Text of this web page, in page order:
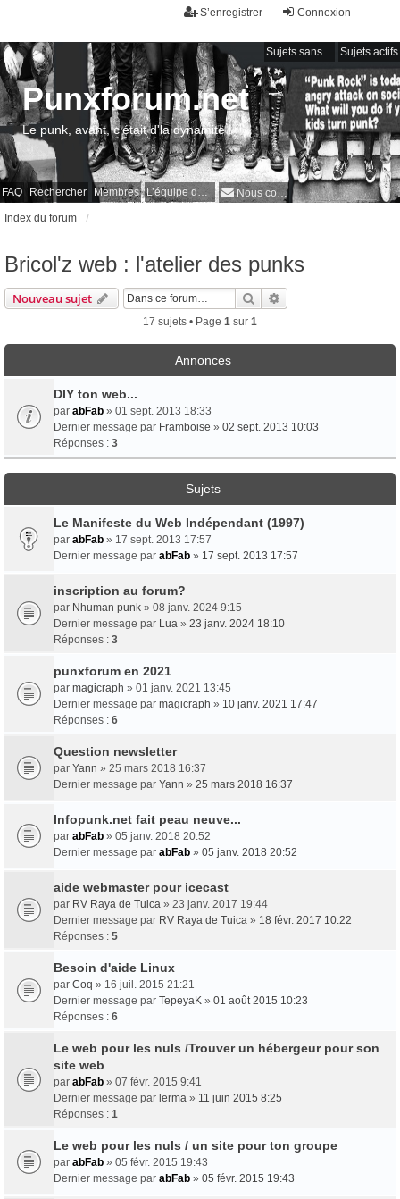
Connexion
S’enregistrer
Sujets sans réponse Sujets actifs
FAQ Rechercher Membres L’équipe du forum Nous contacter
Punxforum.net
Le punk, avant, c'était d'la dynamite !
Index du forum
Bricol'z web : l'atelier des punks
Nouveau sujet Rechercher
17 sujets • Page 1 sur 1
Annonces
DIY ton web...
par abFab » 01 sept. 2013 18:33
Dernier message par Framboise » 02 sept. 2013 10:03
Réponses : 3
Sujets
Le Manifeste du Web Indépendant (1997)
par abFab » 17 sept. 2013 17:57
Dernier message par abFab » 17 sept. 2013 17:57
inscription au forum?
par Nhuman punk » 08 janv. 2024 9:15
Dernier message par Lua » 23 janv. 2024 18:10
Réponses : 3
punxforum en 2021
par magicraph » 01 janv. 2021 13:45
Dernier message par magicraph » 10 janv. 2021 17:47
Réponses : 6
Question newsletter
par Yann » 25 mars 2018 16:37
Dernier message par Yann » 25 mars 2018 16:37
Infopunk.net fait peau neuve...
par abFab » 05 janv. 2018 20:52
Dernier message par abFab » 05 janv. 2018 20:52
aide webmaster pour icecast
par RV Raya de Tuica » 23 janv. 2017 19:44
Dernier message par RV Raya de Tuica » 18 févr. 2017 10:22
Réponses : 5
Besoin d'aide Linux
par Coq » 16 juil. 2015 21:21
Dernier message par TepeyaK » 01 août 2015 10:23
Réponses : 6
Le web pour les nuls /Trouver un hébergeur pour son
site web
par abFab » 07 févr. 2015 9:41
Dernier message par lerma » 11 juin 2015 8:25
Réponses : 1
Le web pour les nuls / un site pour ton groupe
par abFab » 05 févr. 2015 19:43
Dernier message par abFab » 05 févr. 2015 19:43